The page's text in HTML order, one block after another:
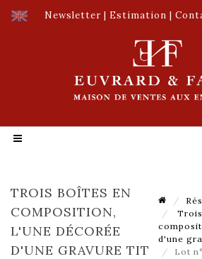
Newsletter | Estimation |
TROIS BOÎTES EN
COMPOSITION,
L'UNE DÉCORÉE
D'UNE GRAVURE TIT
d'une
Lot